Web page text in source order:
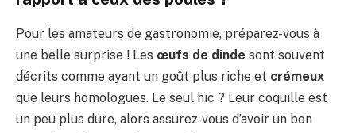
Pour les amateurs de gastronomie, préparez-vous à
une belle surprise ! Les œufs de dinde sont souvent
décrits comme ayant un goût plus riche et crémeux
que leurs homologues. Le seul hic ? Leur coquille est
un peu plus dure, alors assurez-vous d’avoir un bon